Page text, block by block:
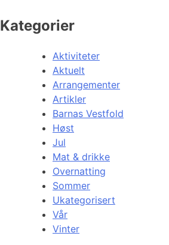
Kategorier
Aktiviteter
Aktuelt
Arrangementer
Artikler
Barnas Vestfold
Høst
Jul
Mat & drikke
Overnatting
Sommer
Ukategorisert
Vår
Vinter